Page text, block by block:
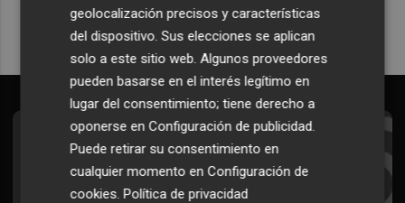
Suscríbete al Boletín
Todos los días a primera hora en tu email
geolocalización precisos y características
del dispositivo. Sus elecciones se aplican
solo a este sitio web. Algunos proveedores
pueden basarse en el interés legítimo en
lugar del consentimiento; tiene derecho a
oponerse enConfiguración de publicidad
Puede retirar su consentimiento en
cualquier momento enConfiguración de
cookies .Política de privacidad